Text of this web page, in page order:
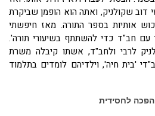
דוב שקולניק, ואתה הוא הופמן שביקרת
אותיות בספר התורה. מאז חיפשתי
עם חב"ד כדי להשתתף בשיעורי תורה'.
לרבי ולחב"ד, אשתו קיבלה משרת
'בית חיה', וילדיהם לומדים בתלמוד
לחסידית